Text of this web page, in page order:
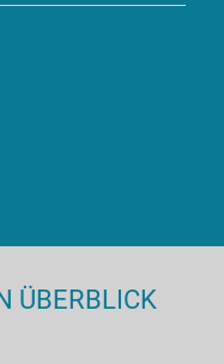
ÜBERBLICK